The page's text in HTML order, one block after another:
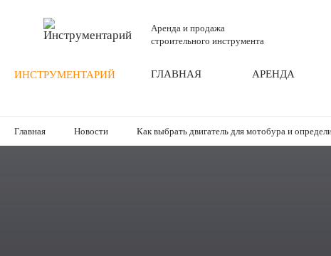
ИНСТРУМЕНТАРИЙ
Аренда и продажа
строительного инструмента
ГЛАВНАЯ АРЕНДА
Главная Новости Как выбрать двигатель для мотобура и